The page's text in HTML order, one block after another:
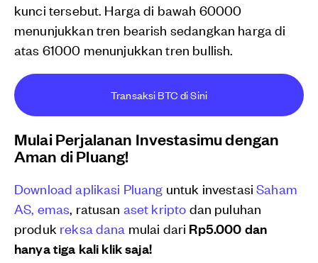
kunci tersebut. Harga di bawah 60000
menunjukkan tren bearish sedangkan harga di
atas 61000 menunjukkan tren bullish.
Transaksi BTC di Sini
Mulai Perjalanan Investasimu dengan
Aman di Pluang!
Download aplikasi Pluang untuk investasiSaham
AS, emas, ratusan aset kripto dan puluhan
produk reksa dana mulai dari Rp5.000 dan
hanya tiga kali klik saja!